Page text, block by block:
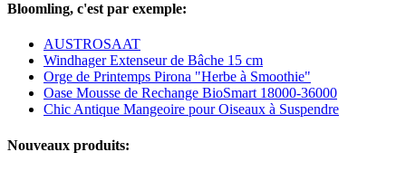
Bloomling, c'est par exemple:
AUSTROSAAT
Windhager Extenseur de Bâche 15 cm
Orge de Printemps Pirona "Herbe à Smoothie"
Oase Mousse de Rechange BioSmart 18000-36000
Chic Antique Mangeoire pour Oiseaux à Suspendre
Nouveaux produits: